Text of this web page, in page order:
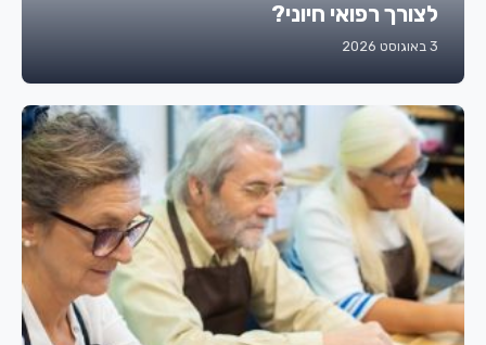
לצורך רפואי חיוני?
3 באוגוסט 2026